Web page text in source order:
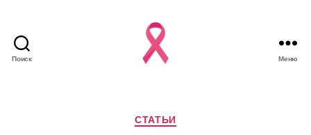
Поиск Меню
Рубрики
СТАТЬИ